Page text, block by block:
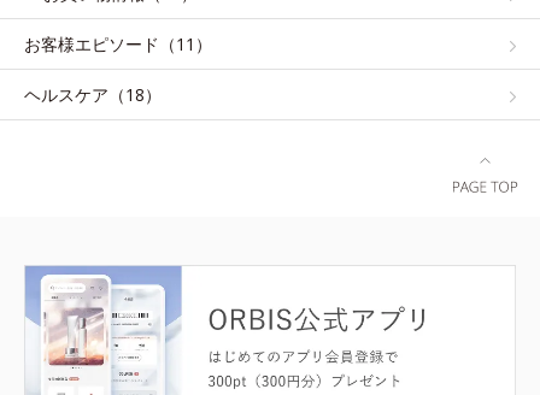
お客様エピソード（11）
ヘルスケア（18）